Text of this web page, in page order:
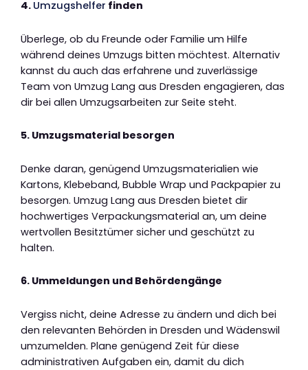
4. Umzugshelfer finden
Überlege, ob du Freunde oder Familie um Hilfe
während deines Umzugs bitten möchtest. Alternativ
kannst du auch das erfahrene und zuverlässige
Team von Umzug Lang aus Dresden engagieren, das
dir bei allen Umzugsarbeiten zur Seite steht.
5. Umzugsmaterial besorgen
Denke daran, genügend Umzugsmaterialien wie
Kartons, Klebeband, Bubble Wrap und Packpapier zu
besorgen. Umzug Lang aus Dresden bietet dir
hochwertiges Verpackungsmaterial an, um deine
wertvollen Besitztümer sicher und geschützt zu
halten.
6. Ummeldungen und Behördengänge
Vergiss nicht, deine Adresse zu ändern und dich bei
den relevanten Behörden in Dresden und Wädenswil
umzumelden. Plane genügend Zeit für diese
administrativen Aufgaben ein, damit du dich